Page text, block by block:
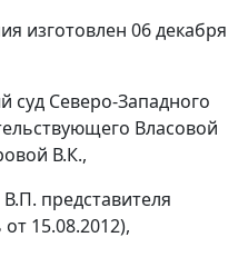
изготовлен 06 декабря
Северо-Западного
Власовой
В.К.,
представителя
15.08.2012),